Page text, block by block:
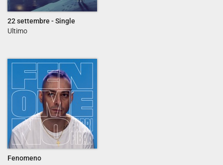
22 settembre - Single
Ultimo
Fenomeno